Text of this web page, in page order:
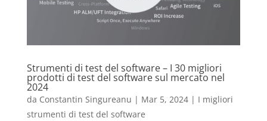
Strumenti di test del software – I 30 migliori
prodotti di test del software sul mercato nel
2024
da Constantin Singureanu | Mar 5, 2024| I migliori
strumenti di test del software